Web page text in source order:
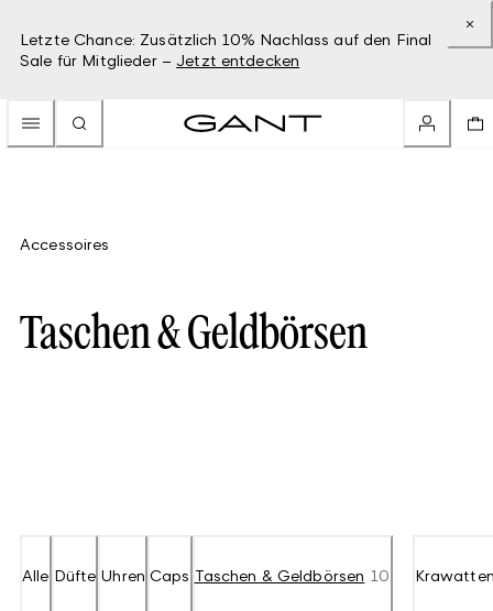
Letzte Chance: Zusätzlich 10% Nachlass auf den Final
Sale für Mitglieder – Jetzt entdecken
Accessoires
Taschen & Geldbörsen
Alle Düfte Uhren Caps Taschen & Geldbörsen 10